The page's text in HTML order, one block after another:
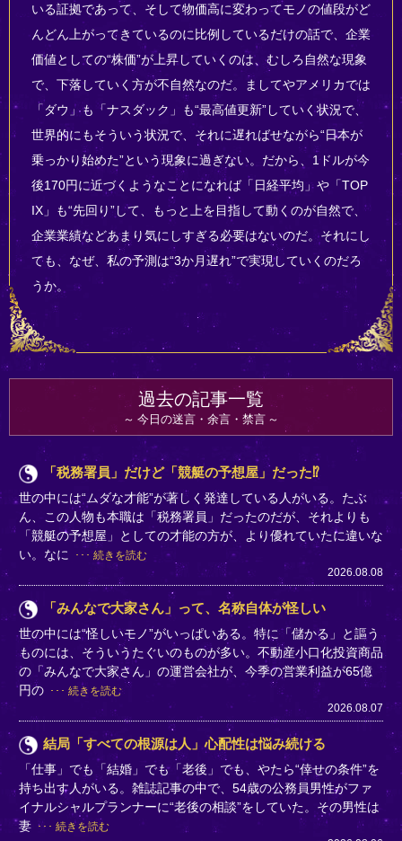
いる証拠であって、そして物価高に変わってモノの値段がど
んどん上がってきているのに比例しているだけの話で、企業
価値としての“株価”が上昇していくのは、むしろ自然な現象
で、下落していく方が不自然なのだ。ましてやアメリカでは
「ダウ」も「ナスダック」も“最高値更新”していく状況で、
世界的にもそういう状況で、それに遅ればせながら“日本が
乗っかり始めた”という現象に過ぎない。だから、1ドルが今
後170円に近づくようなことになれば「日経平均」や「TOP
IX」も“先回り”して、もっと上を目指して動くのが自然で、
企業業績などあまり気にしすぎる必要はないのだ。それにし
ても、なぜ、私の予測は“3か月遅れ”で実現していくのだろ
うか。
過去の記事一覧
今日の迷言・余言・禁言
「税務署員」だけど「競艇の予想屋」だった⁉
世の中には“ムダな才能”が著しく発達している人がいる。たぶ
ん、この人物も本職は「税務署員」だったのだが、それよりも
「競艇の予想屋」としての才能の方が、より優れていたに違いな
い。なに
続きを読む
2026.08.08
「みんなで大家さん」って、名称自体が怪しい
世の中には“怪しいモノ”がいっぱいある。特に「儲かる」と謳う
ものには、そういうたぐいのものが多い。不動産小口化投資商品
の「みんなで大家さん」の運営会社が、今季の営業利益が65億
円の
続きを読む
2026.08.07
結局「すべての根源は人」心配性は悩み続ける
「仕事」でも「結婚」でも「老後」でも、やたら“倖せの条件”を
持ち出す人がいる。雑誌記事の中で、54歳の公務員男性がファ
イナルシャルプランナーに“老後の相談”をしていた。その男性は
妻
続きを読む